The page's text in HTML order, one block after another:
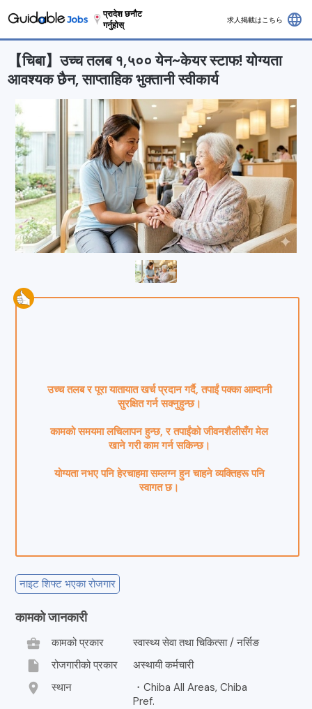
प्रादेश छनौट
गर्नुहोस्
求人掲載はこちら language
【चिबा】उच्च तलब १,५०० येन~केयर स्टाफ! योग्यता
आवश्यक छैन, साप्ताहिक भुक्तानी स्वीकार्य
उच्च तलब र पूरा यातायात खर्च प्रदान गर्दै, तपाईं पक्का आम्दानी
सुरक्षित गर्न सक्नुहुन्छ।
कामको समयमा लचिलापन हुन्छ, र तपाईंको जीवनशैलीसँग मेल
खाने गरी काम गर्न सकिन्छ।
योग्यता नभए पनि हेरचाहमा सम्लग्न हुन चाहने व्यक्तिहरू पनि
स्वागत छ।
नाइट शिफ्ट भएका रोजगार
कामको जानकारी
business_center
कामको प्रकार स्वास्थ्य सेवा तथा चिकित्सा / नर्सिङ
insert_drive_file रोजगारीको प्रकार अस्थायी कर्मचारी
location_on स्थान
・Chiba All Areas, Chiba
Pref.